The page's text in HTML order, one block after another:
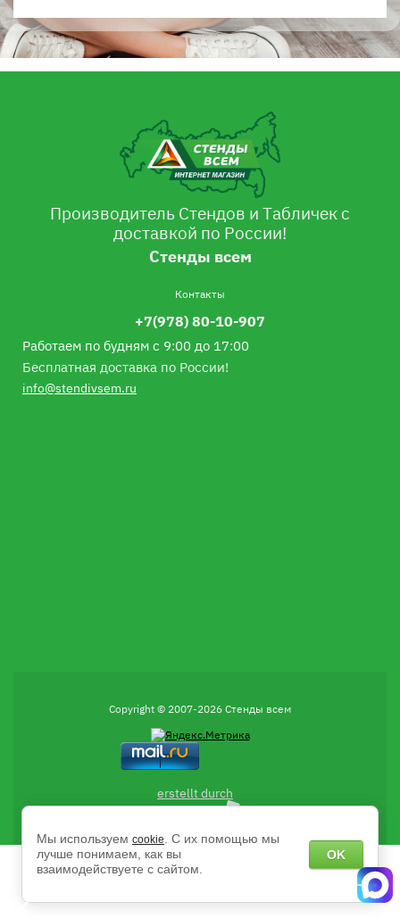
Производитель Стендов и Табличек с
доставкой по России!
Стенды всем
Контакты
+7(978) 80-10-907
Работаем по будням с 9:00 до 17:00
Бесплатная доставка по России!
info@stendivsem.ru
Copyright © 2007-2026 Стенды всем
erstellt durch
Мы используем cookie
. С их помощью мы
лучше понимаем, как вы
взаимодействуете с сайтом.
OK